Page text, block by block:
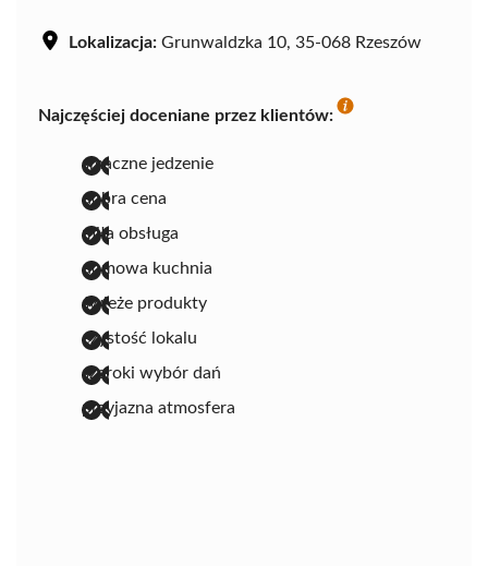
Lokalizacja: Grunwaldzka 10, 35-068 Rzeszów
Najczęściej doceniane przez klientów:
smaczne jedzenie
dobra cena
miła obsługa
domowa kuchnia
świeże produkty
czystość lokalu
szeroki wybór dań
przyjazna atmosfera